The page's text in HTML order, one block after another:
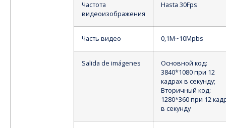
Частота
видеоизображения
Hasta 30Fps
Часть видео 0,1M~10Mpbs
Salida de imágenes
Основной код:
3840*1080 при 12
кадрах в секунду;
Вторичный код:
1280*360 при 12
в секунду